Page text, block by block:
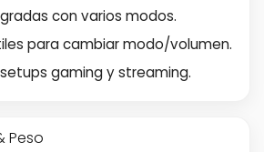
con varios modos.
para cambiar modo/volumen.
gaming y streaming.
Peso